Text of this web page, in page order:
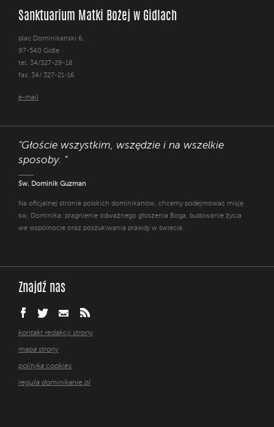
Sanktuarium Matki Bożej w Gidlach
plac Dominikański 6,
97-540 Gidle
tel. 34/327-29-18
fax: 34/ 327-21-16
e-mail
"Głoście wszystkim, wszędzie i na wszelkie
sposoby. "
Św. Dominik Guzman
Na oficjalnej stronie polskich dominikanów, chcemy podejmować misję
św. Dominika: pragnienie odważnego głoszenia Boga, budowanie życia
we wspólnocie oraz poszukiwania prawdy w świecie.
Znajdź nas
kontakt redakcji strony
mapa strony
polityka cookies
reguła dominikanie.pl